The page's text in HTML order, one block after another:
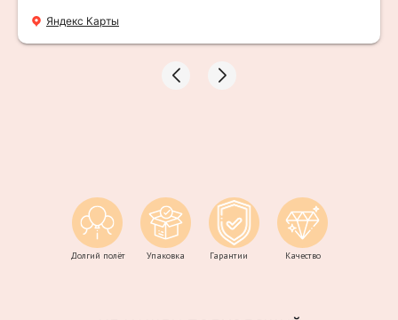
Яндекс Карты
Долгий полёт Упаковка Гарантии Качество